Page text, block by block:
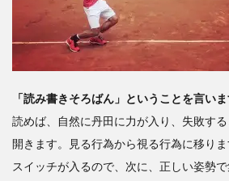
「読み書きそろばん」ということを言い
読めば、自然に丹田に力が入り、失敗す
開きます。見る行為から視る行為に移り
スイッチが入るので、次に、正しい姿勢